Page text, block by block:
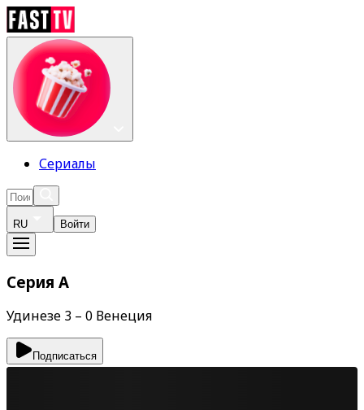
Сериалы
RU Войти
Серия А
Удинезе 3 – 0 Венеция
Подписаться